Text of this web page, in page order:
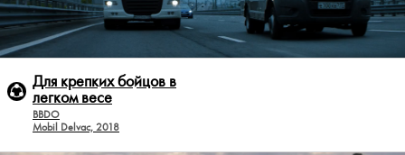
Для крепких бойцов в
легком весе
BBDO
Mobil Delvac, 2018